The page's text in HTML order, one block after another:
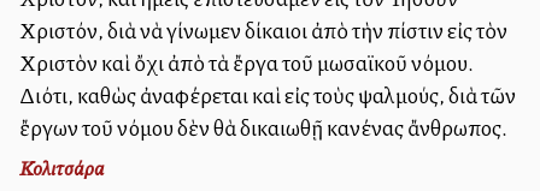
Χριστόν, διὰ νὰ γίνωμεν δίκαιοι ἀπὸ τὴν πίστιν εἰς τὸν
Χριστὸν καὶ ὄχι ἀπὸ τὰ ἔργα τοῦ μωσαϊκοῦ νόμου.
Διότι, καθὼς ἀναφέρεται καὶ εἰς τοὺς ψαλμούς, διὰ τῶν
ἔργων τοῦ νόμου δὲν θὰ δικαιωθῇ κανένας ἄνθρωπος.
Κολιτσάρα